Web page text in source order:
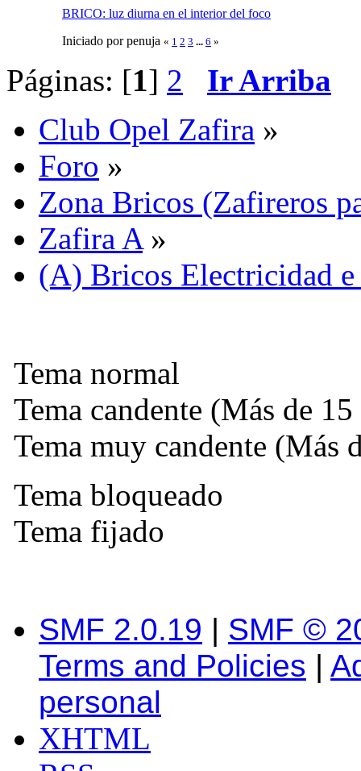
BRICO: luz diurna en el interior del foco
Iniciado por penuja « 1 2 3 ... 6 »
Páginas: [1] 2
Ir Arriba
Club Opel Zafira »
Foro »
Zona Bricos (Zafireros
Zafira A»
(A) Bricos Electricidad
Tema normal
Tema candente (Más de 15
Tema muy candente (Más
Tema bloqueado
Tema fijado
SMF 2.0.19 | SMF ©
Terms and Policies |
personal
XHTML